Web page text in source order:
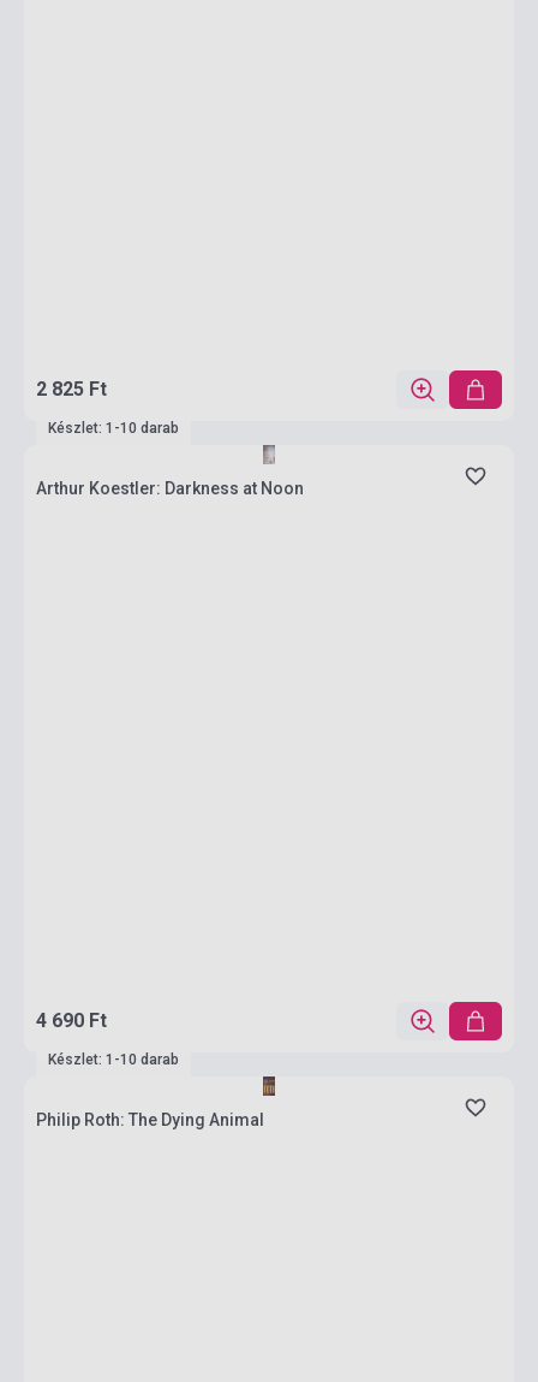
2 825 Ft
Készlet: 1-10 darab
Arthur Koestler: Darkness at Noon
4 690 Ft
Készlet: 1-10 darab
Philip Roth: The Dying Animal